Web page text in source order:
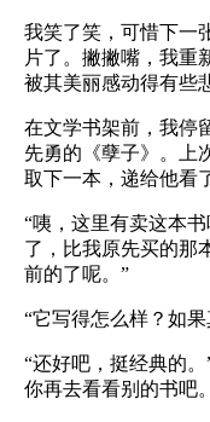
我笑了笑，可惜下一
片了。撇撇嘴，我重
被其美丽感动得有些
在文学书架前，我停
先勇的《孽子》。上
取下一本，递给他看
“咦，这里有卖这本
了，比我原先买的那
前的了呢。”
“它写得怎么样？如
“还好吧，挺经典的
你再去看看别的书吧